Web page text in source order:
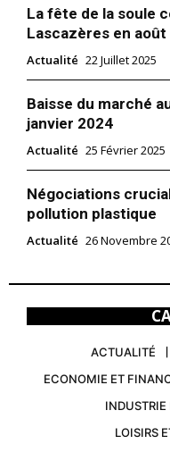
La fête de la soule
Lascazères en août
Actualité 22 Juillet 2025
Baisse du marché
janvier 2024
Actualité 25 Février 2025
Négociations
pollution plastique
Actualité 26 Novembre
ACTUALITÉ
ECONOMIE ET
LOISIRS